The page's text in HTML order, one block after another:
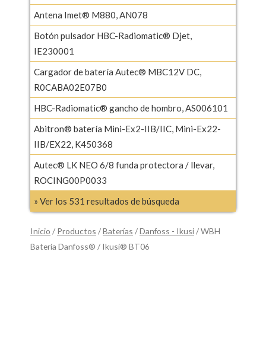
Antena Imet® M880, AN078
Botón pulsador HBC-Radiomatic® Djet,
IE230001
Cargador de batería Autec® MBC12V DC,
R0CABA02E07B0
HBC-Radiomatic® gancho de hombro, AS006101
Abitron® batería Mini-Ex2-IIB/IIC, Mini-Ex22-
IIB/EX22, K450368
Autec® LK NEO 6/8 funda protectora / llevar,
ROCING00P0033
» Ver los 531 resultados de búsqueda
Inicio / Productos /Baterías /Danfoss - Ikusi/ WBH
Batería Danfoss® / Ikusi® BT06